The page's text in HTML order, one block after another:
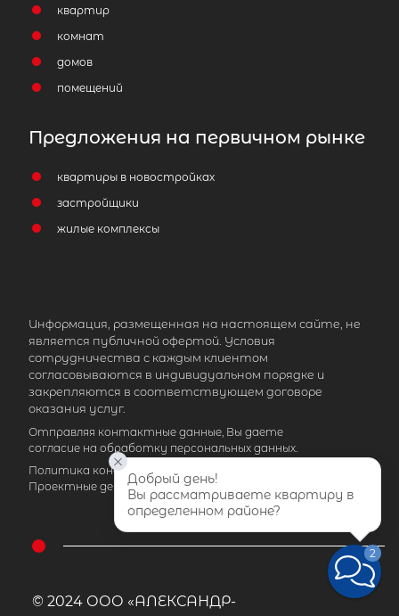
квартир
комнат
домов
помещений
Предложения на первичном рынке
квартиры в новостройках
застройщики
жилые комплексы
Информация, размещенная на настоящем сайте, не
является публичной офертой. Условия
сотрудничества с каждым клиентом
согласовываются в индивидуальном порядке и
закрепляются в соответствующем договоре
оказания услуг.
Отправляя контактные данные, Вы даете
согласие на обработку персональных данных.
Политика конфиденциальности
Проектные декларации
© 2024 ООО «АЛЕКСАНДР-
2
Добрый день!
Вы рассматриваете квартиру в
определенном районе?